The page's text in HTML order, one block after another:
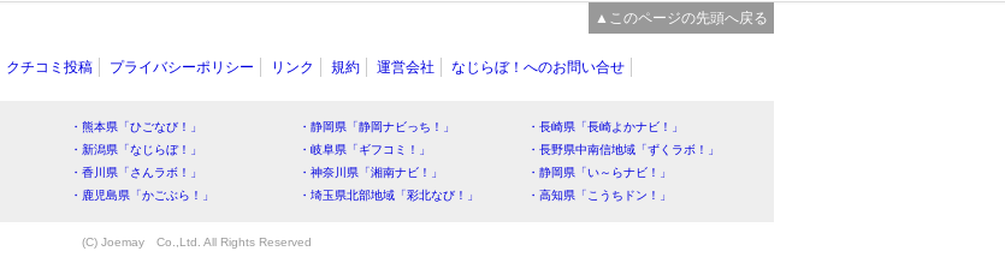
▲このページの先頭へ戻る
クチコミ投稿 プライバシーポリシー リンク 規約 運営会社 なじらぼ！へのお問い合せ
・熊本県「ひごなび！」 ・静岡県「静岡ナビっち！」
・長崎県「長崎よかナビ！」
・新潟県「なじらぼ！」 ・岐阜県「ギフコミ！」
・長野県中南信地域「ずくラボ！」
・香川県「さんラボ！」 ・神奈川県「湘南ナビ！」
・静岡県「い～らナビ！」
・鹿児島県「かごぶら！」 ・埼玉県北部地域「彩北なび！」 ・高知県「こうちドン！」
(C) Joemay Co.,Ltd. All Rights Reserved